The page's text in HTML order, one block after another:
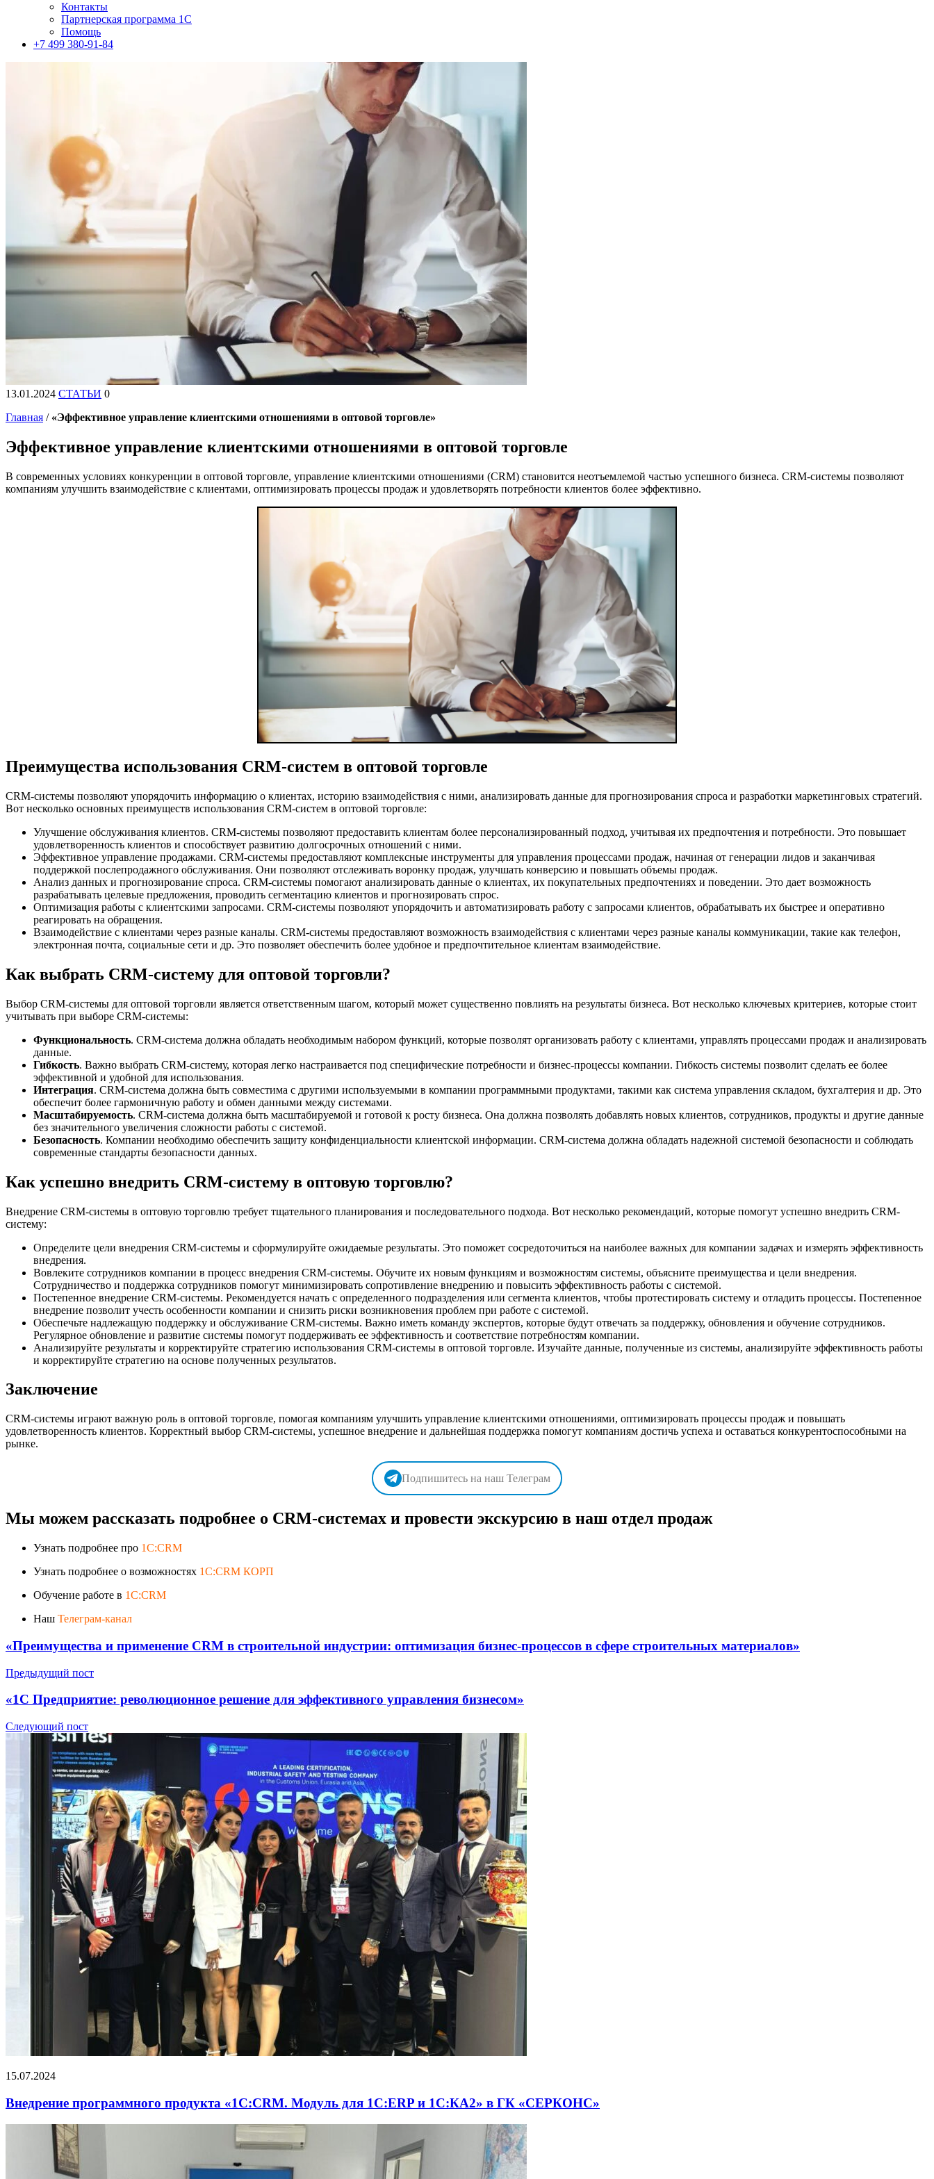
Контакты
Партнерская программа 1С
Помощь
+7 499 380-91-84
13.01.2024 СТАТЬИ 0
Главная / «Эффективное управление клиентскими отношениями в оптовой торговле»
Эффективное управление клиентскими отношениями в оптовой торговле
В современных условиях конкуренции в оптовой торговле, управление клиентскими отношениями (CRM) становится неотъемлемой частью успешного бизнеса. CRM-системы позволяют
компаниям улучшить взаимодействие с клиентами, оптимизировать процессы продаж и удовлетворять потребности клиентов более эффективно.
Преимущества использования CRM-систем в оптовой торговле
CRM-системы позволяют упорядочить информацию о клиентах, историю взаимодействия с ними, анализировать данные для прогнозирования спроса и разработки маркетинговых стратегий.
Вот несколько основных преимуществ использования CRM-систем в оптовой торговле:
Улучшение обслуживания клиентов. CRM-системы позволяют предоставить клиентам более персонализированный подход, учитывая их предпочтения и потребности. Это повышает
удовлетворенность клиентов и способствует развитию долгосрочных отношений с ними.
Эффективное управление продажами. CRM-системы предоставляют комплексные инструменты для управления процессами продаж, начиная от генерации лидов и заканчивая
поддержкой послепродажного обслуживания. Они позволяют отслеживать воронку продаж, улучшать конверсию и повышать объемы продаж.
Анализ данных и прогнозирование спроса. CRM-системы помогают анализировать данные о клиентах, их покупательных предпочтениях и поведении. Это дает возможность
разрабатывать целевые предложения, проводить сегментацию клиентов и прогнозировать спрос.
Оптимизация работы с клиентскими запросами. CRM-системы позволяют упорядочить и автоматизировать работу с запросами клиентов, обрабатывать их быстрее и оперативно
реагировать на обращения.
Взаимодействие с клиентами через разные каналы. CRM-системы предоставляют возможность взаимодействия с клиентами через разные каналы коммуникации, такие как телефон,
электронная почта, социальные сети и др. Это позволяет обеспечить более удобное и предпочтительное клиентам взаимодействие.
Как выбрать CRM-систему для оптовой торговли?
Выбор CRM-системы для оптовой торговли является ответственным шагом, который может существенно повлиять на результаты бизнеса. Вот несколько ключевых критериев, которые стоит
учитывать при выборе CRM-системы:
Функциональность. CRM-система должна обладать необходимым набором функций, которые позволят организовать работу с клиентами, управлять процессами продаж и анализировать
данные.
Гибкость. Важно выбрать CRM-систему, которая легко настраивается под специфические потребности и бизнес-процессы компании. Гибкость системы позволит сделать ее более
эффективной и удобной для использования.
Интеграция. CRM-система должна быть совместима с другими используемыми в компании программными продуктами, такими как система управления складом, бухгалтерия и др. Это
обеспечит более гармоничную работу и обмен данными между системами.
Масштабируемость. CRM-система должна быть масштабируемой и готовой к росту бизнеса. Она должна позволять добавлять новых клиентов, сотрудников, продукты и другие данные
без значительного увеличения сложности работы с системой.
Безопасность. Компании необходимо обеспечить защиту конфиденциальности клиентской информации. CRM-система должна обладать надежной системой безопасности и соблюдать
современные стандарты безопасности данных.
Как успешно внедрить CRM-систему в оптовую торговлю?
Внедрение CRM-системы в оптовую торговлю требует тщательного планирования и последовательного подхода. Вот несколько рекомендаций, которые помогут успешно внедрить CRM-
систему:
Определите цели внедрения CRM-системы и сформулируйте ожидаемые результаты. Это поможет сосредоточиться на наиболее важных для компании задачах и измерять эффективность
внедрения.
Вовлеките сотрудников компании в процесс внедрения CRM-системы. Обучите их новым функциям и возможностям системы, объясните преимущества и цели внедрения.
Сотрудничество и поддержка сотрудников помогут минимизировать сопротивление внедрению и повысить эффективность работы с системой.
Постепенное внедрение CRM-системы. Рекомендуется начать с определенного подразделения или сегмента клиентов, чтобы протестировать систему и отладить процессы. Постепенное
внедрение позволит учесть особенности компании и снизить риски возникновения проблем при работе с системой.
Обеспечьте надлежащую поддержку и обслуживание CRM-системы. Важно иметь команду экспертов, которые будут отвечать за поддержку, обновления и обучение сотрудников.
Регулярное обновление и развитие системы помогут поддерживать ее эффективность и соответствие потребностям компании.
Анализируйте результаты и корректируйте стратегию использования CRM-системы в оптовой торговле. Изучайте данные, полученные из системы, анализируйте эффективность работы
и корректируйте стратегию на основе полученных результатов.
Заключение
CRM-системы играют важную роль в оптовой торговле, помогая компаниям улучшить управление клиентскими отношениями, оптимизировать процессы продаж и повышать
удовлетворенность клиентов. Корректный выбор CRM-системы, успешное внедрение и дальнейшая поддержка помогут компаниям достичь успеха и оставаться конкурентоспособными на
рынке.
Подпишитесь на наш Телеграм
Мы можем рассказать подробнее о CRM-системах и провести экскурсию в наш отдел продаж
Узнать подробнее про 1C:CRM
Узнать подробнее о возможностях 1C:CRM КОРП
Обучение работе в 1C:CRM
Наш Телеграм-канал
«Преимущества и применение CRM в строительной индустрии: оптимизация бизнес-процессов в сфере строительных материалов»
Предыдущий пост
«1С Предприятие: революционное решение для эффективного управления бизнесом»
Следующий пост
15.07.2024
Внедрение программного продукта «1С:CRM. Модуль для 1С:ERP и 1С:КА2» в ГК «СЕРКОНС»